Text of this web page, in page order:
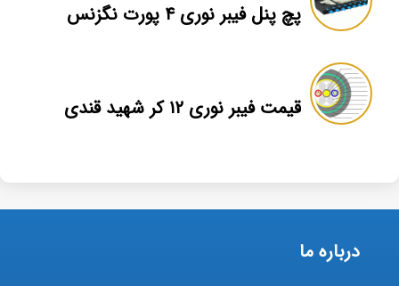
پچ پنل فیبر نوری ۴ پورت نگزنس
قیمت فیبر نوری ۱۲ کر شهید قندی
درباره ما